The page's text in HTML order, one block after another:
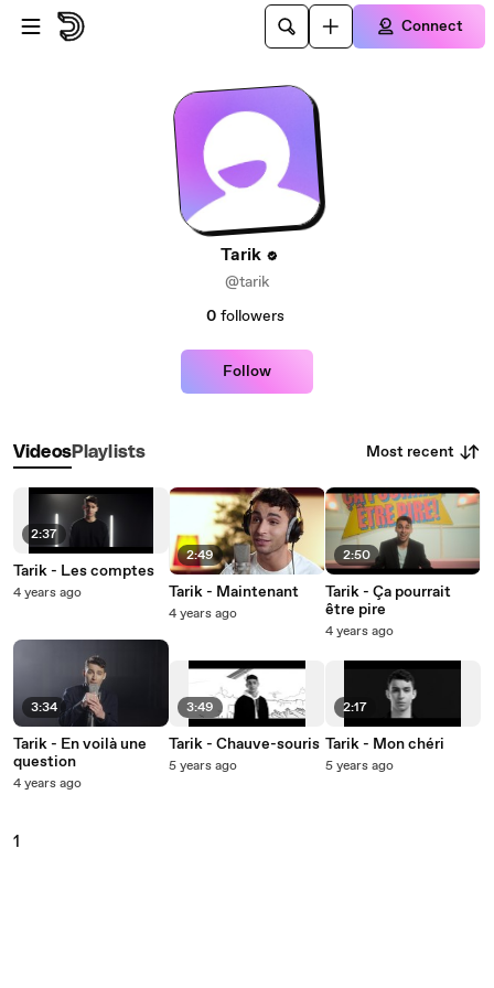
Skip to main content
Connect
Tarik
@tarik
0 followers
Follow
VideosPlaylists Most recent
2:37
Tarik - Les comptes
4 years ago
3:34
Tarik - En voilà une
question
4 years ago
2:49
Tarik - Maintenant
4 years ago
3:49
Tarik - Chauve-souris
5 years ago
2:50
Tarik - Ça pourrait
être pire
4 years ago
2:17
Tarik - Mon chéri
5 years ago
1